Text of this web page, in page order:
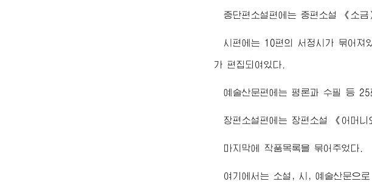
중단편소설편에는 중편소설 《소
시편에는 10편의 서정시가 묶어져
가 편집되여있다.
예술산문편에는 평론과 수필 등 25
장편소설편에는 장편소설 《어머
마지막에 작품목록을 묶어주었다.
여기에서는 소설, 시, 예술산문으